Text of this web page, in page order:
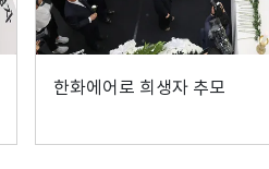
한화에어로 희생자 추모